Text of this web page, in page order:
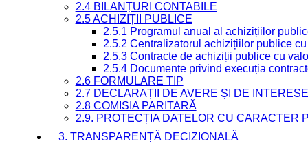
2.4 BILANȚURI CONTABILE
2.5 ACHIZIȚII PUBLICE
2.5.1 Programul anual al achizițiilor
2.5.2 Centralizatorul achizițiilor publice
2.5.3 Contracte de achiziții publice cu
2.5.4 Documente privind execuția
2.6 FORMULARE TIP
2.7 DECLARAȚII DE AVERE ȘI DE INTERESE
2.8 COMISIA PARITARĂ
2.9. PROTECȚIA DATELOR CU CARACTER
3. TRANSPARENȚĂ DECIZIONALĂ